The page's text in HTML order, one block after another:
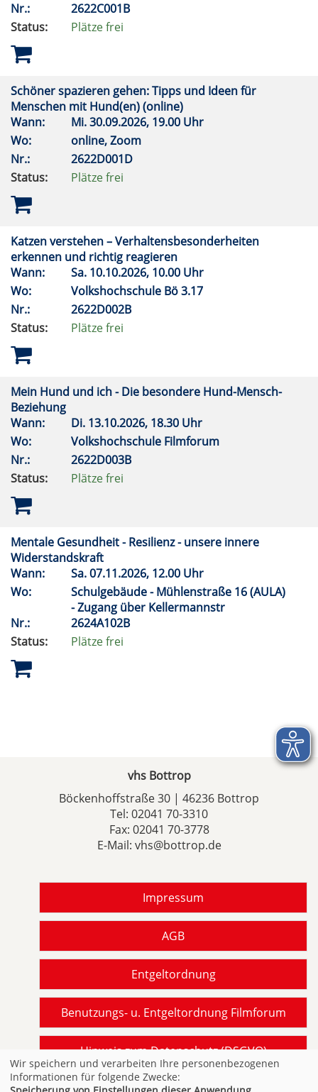
Nr.:
2622C001B
Status:
Plätze frei
Schöner spazieren gehen: Tipps und Ideen für
Menschen mit Hund(en) (online)
Wann:
Mi.30.09.2026, 19.00 Uhr
Wo:
online, Zoom
Nr.:
2622D001D
Status:
Plätze frei
Katzen verstehen – Verhaltensbesonderheiten
erkennen und richtig reagieren
Wann:
Sa. 10.10.2026, 10.00 Uhr
Wo:
Volkshochschule Bö 3.17
Nr.:
2622D002B
Status:
Plätze frei
Mein Hund und ich - Die besondere Hund-Mensch-
Beziehung
Wann:
Di. 13.10.2026, 18.30 Uhr
Wo:
Volkshochschule Filmforum
Nr.:
2622D003B
Status:
Plätze frei
Mentale Gesundheit - Resilienz - unsere innere
Widerstandskraft
Wann:
Sa.07.11.2026, 12.00 Uhr
Wo:
Schulgebäude - Mühlenstraße 16 (AULA)
- Zugang über Kellermannstr
Nr.:
2624A102B
Status:
Plätze frei
vhs Bottrop
Böckenhoffstraße 30 | 46236 Bottrop
Tel: 02041 70-3310
Fax: 02041 70-3778
E-Mail: vhs@bottrop.de
Impressum
AGB
Entgeltordnung
Benutzungs- u. Entgeltordnung Filmforum
Hinweis zum Datenschutz (DSGVO)
Wir speichern und verarbeiten Ihre personenbezogenen
Informationen für folgende Zwecke: